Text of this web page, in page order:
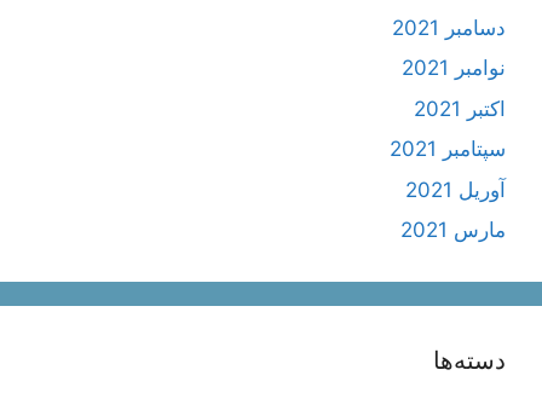
دسامبر 2021
نوامبر 2021
اکتبر 2021
سپتامبر 2021
آوریل 2021
مارس 2021
دسته‌ها